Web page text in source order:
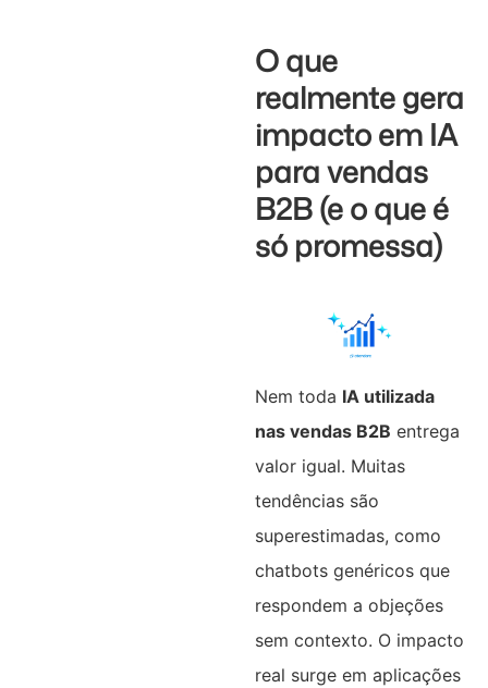
O que
realmente gera
impacto em IA
para vendas
B2B (e o que é
só promessa)
Nem toda IA utilizada
nas vendas B2B entrega
valor igual. Muitas
tendências são
superestimadas, como
chatbots genéricos que
respondem a objeções
sem contexto. O impacto
real surge em aplicações